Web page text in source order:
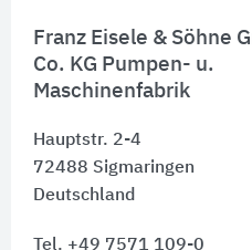
Franz Eisele & Söhne
Co. KG Pumpen- u.
Maschinenfabrik
Hauptstr. 2-4
72488 Sigmaringen
Deutschland
Tel. +49 7571 109-0